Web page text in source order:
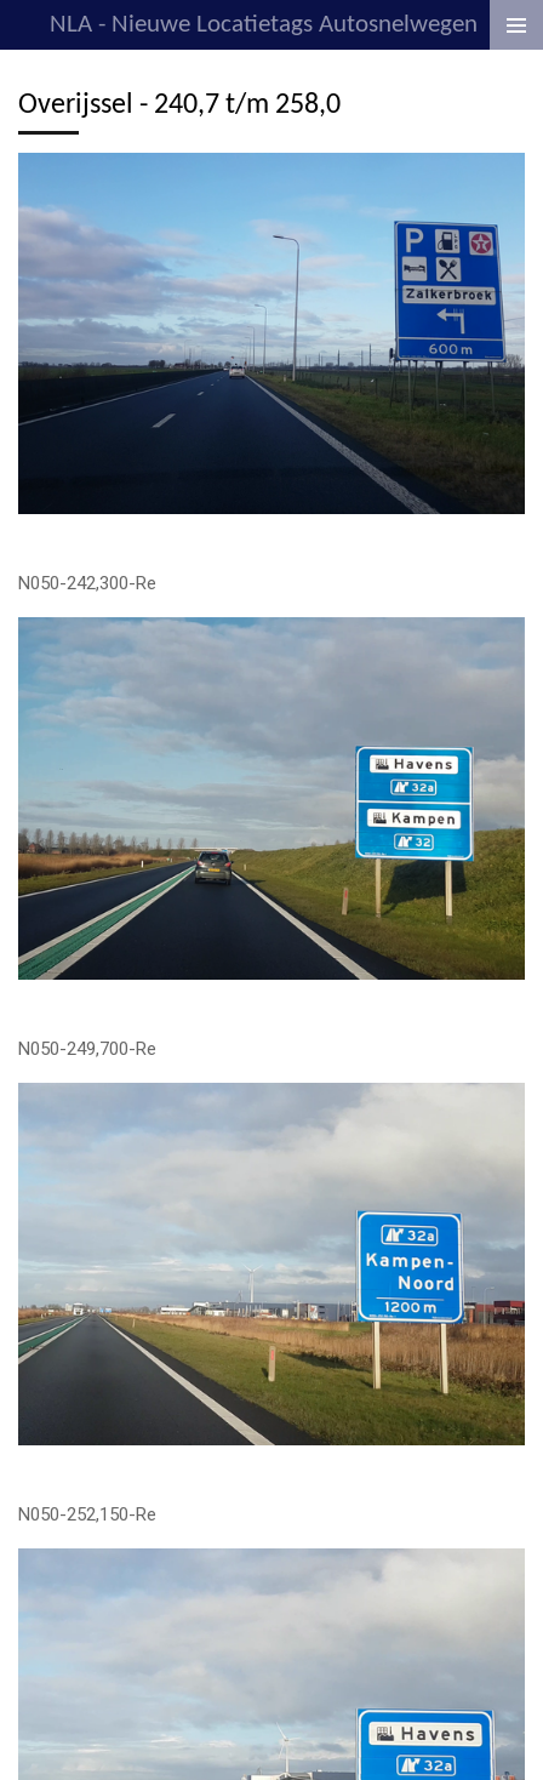
direct
de
NLA - Nieuwe Locatietags Autosnelwegen
Overijssel - 240,7 t/m 258,0
N050-242,300-Re
N050-249,700-Re
N050-252,150-Re